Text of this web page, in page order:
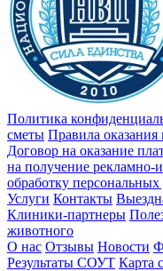
Политика
сметы Правила
Договор на оказание
на получение
обработку
Услуги Контакты
Клиники-партнеры
животного
О нас Отзывы Новости
Результаты СОУТ Карта